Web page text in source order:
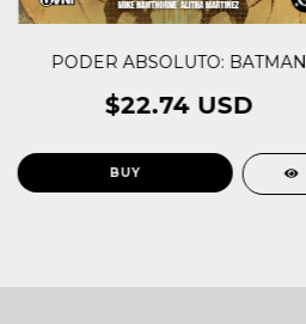
PODER ABSOLUTO: BATMAN
$22.74 USD